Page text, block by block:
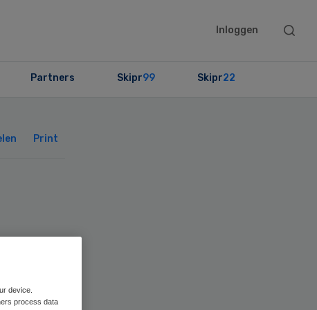
Inloggen
Search
Partners Skipr99 Skipr22
Print
device.
process data